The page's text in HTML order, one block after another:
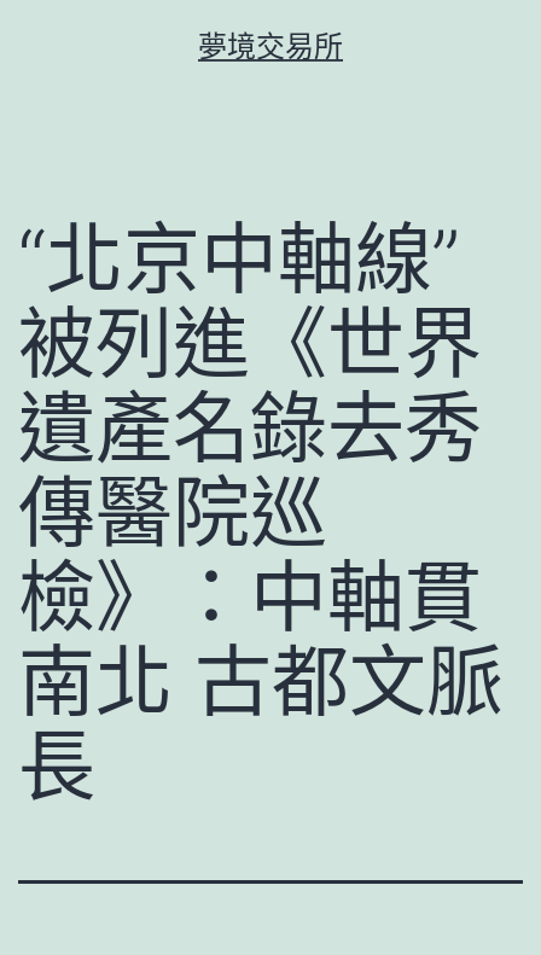
夢境交易所
“北京中軸線”
被列進《世界
遺產名錄去秀
傳醫院巡
檢》：中軸貫
南北 古都文脈
長